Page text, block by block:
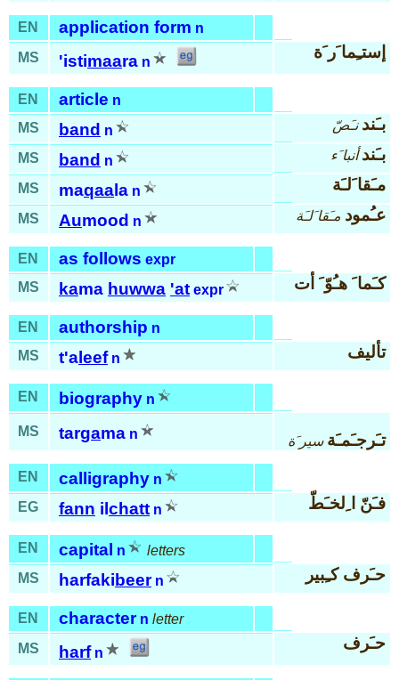
EN application form n
MS
'istimaara n
إستـِما َر َة
EN article n
MS
band n بـَند نـَصّ
MS band n بـَند أنبا َء
MS maqaa la n مـَقا َلـَة
MS Aumood n عـُمود مـَقا َلـَة
EN as follows expr
MS
kama huwwa 'at expr كـَما َ هـُوّ َ أت
EN authorship n
MS
t'a leef n تأليف
EN biography n
MS targama n تـَرجـَمـَة سير َة
EN calligraphy n
EG
fann il chatt n فـَنّ ا ِلخـَطّ
EN capital n
letters
MS
harfakibeer n حـَرف كـِبير
EN character n letter
MS
harf n
حـَرف